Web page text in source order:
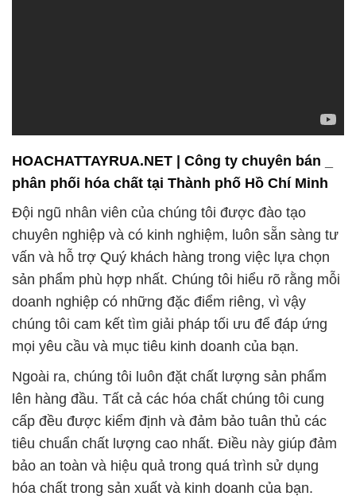
chuyên nghiệp và có kinh nghiệm, luôn sẵn sàng tư
vấn và hỗ trợ Quý khách hàng trong việc lựa chọn
sản phẩm phù hợp nhất. Chúng tôi hiểu rõ rằng mỗi
doanh nghiệp có những đặc điểm riêng, vì vậy
chúng tôi cam kết tìm giải pháp tối ưu để đáp ứng
mọi yêu cầu và mục tiêu kinh doanh của bạn.
Ngoài ra, chúng tôi luôn đặt chất lượng sản phẩm
lên hàng đầu. Tất cả các hóa chất chúng tôi cung
cấp đều được kiểm định và đảm bảo tuân thủ các
tiêu chuẩn chất lượng cao nhất. Điều này giúp đảm
bảo an toàn và hiệu quả trong quá trình sử dụng
hóa chất trong sản xuất và kinh doanh của bạn.
Công ty Hóa Chất Đắc Trường Phát luôn đặt mối
quan hệ với khách hàng lên hàng đầu. Chúng tôi coi
đó là tài sản quý báu nhất và luôn nỗ lực để thấu
hiểu và phục vụ tốt nhất. Sự hài lòng của khách